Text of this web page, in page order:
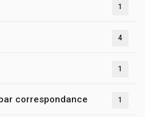
1
4
1
correspondance 1